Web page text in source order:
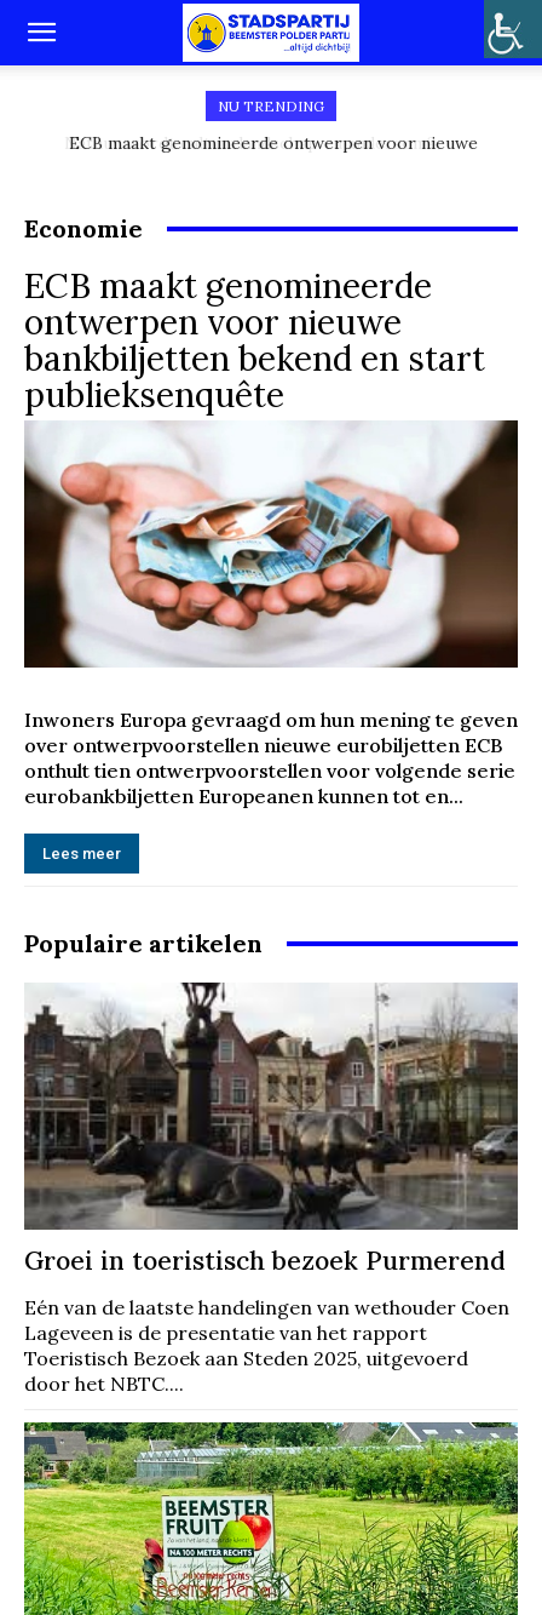
NU TRENDING
ECB maakt genomineerde ontwerpen voor nieuwe
Economie
ECB maakt genomineerde
ontwerpen voor nieuwe
bankbiljetten bekend en start
publieksenquête
Inwoners Europa gevraagd om hun mening te geven
over ontwerpvoorstellen nieuwe eurobiljetten ECB
onthult tien ontwerpvoorstellen voor volgende serie
eurobankbiljetten Europeanen kunnen tot en...
Lees meer
Populaire artikelen
Groei in toeristisch bezoek Purmerend
Eén van de laatste handelingen van wethouder Coen
Lageveen is de presentatie van het rapport
Toeristisch Bezoek aan Steden 2025, uitgevoerd
door het NBTC....